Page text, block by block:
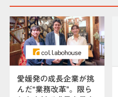
愛媛発の成長企業が挑
んだ“業務改革”。限ら